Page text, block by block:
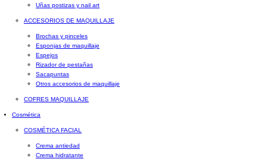
Uñas postizas y nail art
ACCESORIOS DE MAQUILLAJE
Brochas y pinceles
Esponjas de maquillaje
Espejos
Rizador de pestañas
Sacapuntas
Otros accesorios de maquillaje
COFRES MAQUILLAJE
Cosmética
COSMÉTICA FACIAL
Crema antiedad
Crema hidratante